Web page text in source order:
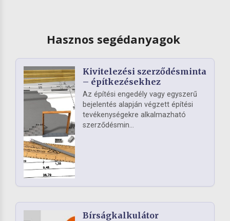
Hasznos segédanyagok
Kivitelezési szerződésminta
– építkezésekhez
Az építési engedély vagy egyszerű
bejelentés alapján végzett építési
tevékenységekre alkalmazható
szerződésmin...
Bírságkalkulátor